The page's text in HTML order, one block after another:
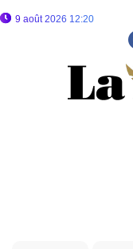
9 août 2026 12:20